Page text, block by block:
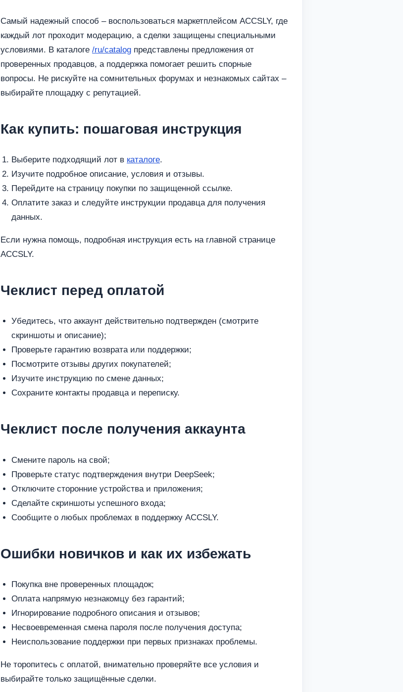
Самый надежный способ – воспользоваться маркетплейсом ACCSLY, где
каждый лот проходит модерацию, а сделки защищены специальными
условиями. В каталоге /ru/catalog представлены предложения от
проверенных продавцов, а поддержка помогает решить спорные
вопросы. Не рискуйте на сомнительных форумах и незнакомых сайтах –
выбирайте площадку с репутацией.
Как купить: пошаговая инструкция
Выберите подходящий лот в каталоге.
Изучите подробное описание, условия и отзывы.
Перейдите на страницу покупки по защищенной ссылке.
Оплатите заказ и следуйте инструкции продавца для получения
данных.
Если нужна помощь, подробная инструкция есть на главной странице
ACCSLY.
Чеклист перед оплатой
Убедитесь, что аккаунт действительно подтвержден (смотрите
скриншоты и описание);
Проверьте гарантию возврата или поддержки;
Посмотрите отзывы других покупателей;
Изучите инструкцию по смене данных;
Сохраните контакты продавца и переписку.
Чеклист после получения аккаунта
Смените пароль на свой;
Проверьте статус подтверждения внутри DeepSeek;
Отключите сторонние устройства и приложения;
Сделайте скриншоты успешного входа;
Сообщите о любых проблемах в поддержку ACCSLY.
Ошибки новичков и как их избежать
Покупка вне проверенных площадок;
Оплата напрямую незнакомцу без гарантий;
Игнорирование подробного описания и отзывов;
Несвоевременная смена пароля после получения доступа;
Неиспользование поддержки при первых признаках проблемы.
Не торопитесь с оплатой, внимательно проверяйте все условия и
выбирайте только защищённые сделки.